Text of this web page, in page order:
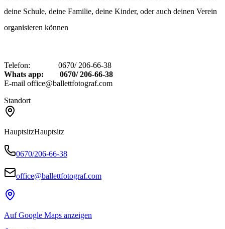
deine Schule, deine Familie, deine Kinder, oder auch deinen Verein
organisieren können
Telefon: 0670/ 206-66-38
Whats app: 0670/ 206-66-38
E-mail office@ballettfotograf.com
Standort
HauptsitzHauptsitz
0670/206-66-38
office@ballettfotograf.com
Auf Google Maps anzeigen